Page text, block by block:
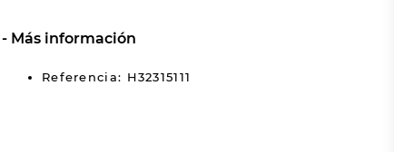
Más información
Referencia: H32315111